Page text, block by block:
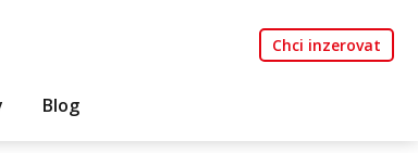
Chci inzerovat
Blog